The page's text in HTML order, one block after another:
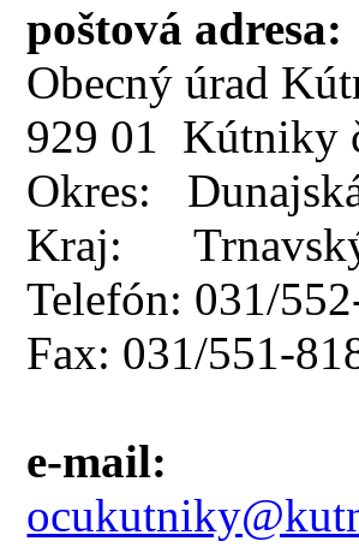
poštová adresa:
Obecný úrad
929 01 Kútniky
Okres:
Kraj:
Telefón: 031/
Fax: 031/551-
e-mail: